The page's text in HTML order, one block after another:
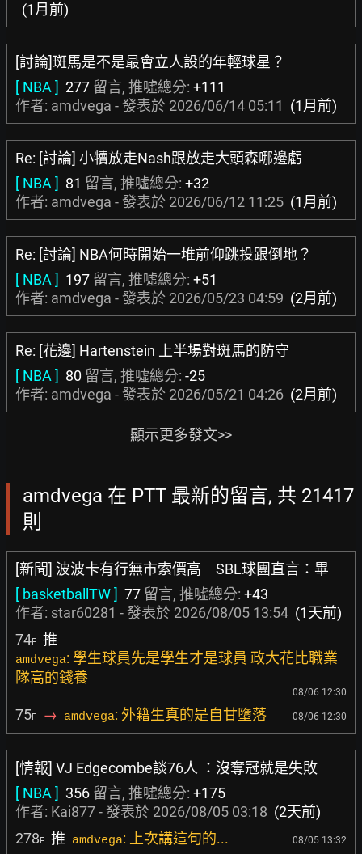
(1月前)
[討論]斑馬是不是最會立人設的年輕球星？
[ NBA ] 277 留言, 推噓總分: +111
作者: amdvega - 發表於 2026/06/14 05:11 (1月前)
Re: [討論] 小犢放走Nash跟放走大頭森哪邊虧
[ NBA ] 81 留言, 推噓總分: +32
作者: amdvega - 發表於 2026/06/12 11:25 (1月前)
Re: [討論] NBA何時開始一堆前仰跳投跟倒地？
[ NBA ] 197 留言, 推噓總分: +51
作者: amdvega - 發表於 2026/05/23 04:59 (2月前)
Re: [花邊] Hartenstein 上半場對斑馬的防守
[ NBA ] 80 留言, 推噓總分: -25
作者: amdvega - 發表於 2026/05/21 04:26 (2月前)
顯示更多發文>>
amdvega 在 PTT 最新的留言, 共 21417
則
[新聞] 波波卡有行無市索價高 SBL球團直言：畢
[ basketballTW ] 77 留言, 推噓總分: +43
作者: star60281 - 發表於 2026/08/05 13:54 (1天前)
74F 推
amdvega: 學生球員先是學生才是球員 政大花比職業
隊高的錢養
08/06 12:30
75F → amdvega: 外籍生真的是自甘墮落 08/06 12:30
[情報] VJ Edgecombe談76人 ：沒奪冠就是失敗
[ NBA ] 356 留言, 推噓總分: +175
作者: Kai877- 發表於 2026/08/05 03:18 (2天前)
278F 推 amdvega: 上次講這句的... 08/05 13:32